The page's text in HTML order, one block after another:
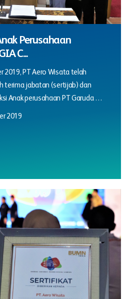
Perusahaan
C...
2019, PT Aero Wisata telah
terima jabatan (sertijab) dan
Anak perusahaan PT Garuda …
2019